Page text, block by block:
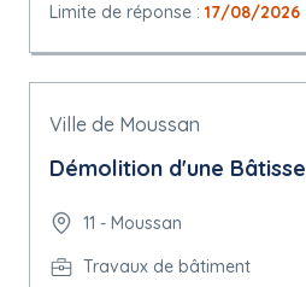
Limite de réponse : 17/08/2026
Ville de Moussan
Démolition d'une Bâtisse
11 - Moussan
Travaux de bâtiment